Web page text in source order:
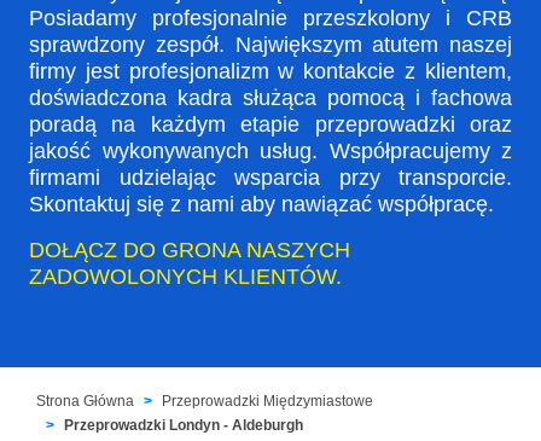
Posiadamy profesjonalnie przeszkolony i CRB
sprawdzony zespół. Największym atutem naszej
firmy jest profesjonalizm w kontakcie z klientem,
doświadczona kadra służąca pomocą i fachowa
poradą na każdym etapie przeprowadzki oraz
jakość wykonywanych usług. Współpracujemy z
firmami udzielając wsparcia przy transporcie.
Skontaktuj się z nami aby nawiązać współpracę.
DOŁĄCZ DO GRONA NASZYCH
ZADOWOLONYCH KLIENTÓW.
Strona Główna
Przeprowadzki Międzymiastowe
Przeprowadzki Londyn - Aldeburgh